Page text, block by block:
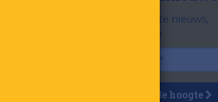
Het belangrijkste nieuws,
gratis in je inbox
Houd mij op de hoogte